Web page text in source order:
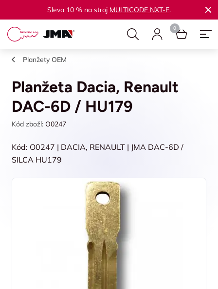
Sleva 10 % na stroj MULTICODE NXT-E.
Planžety OEM
Planžeta Dacia, Renault
DAC-6D / HU179
Kód zboží: O0247
Kód: O0247 | DACIA, RENAULT | JMA DAC-6D /
SILCA HU179